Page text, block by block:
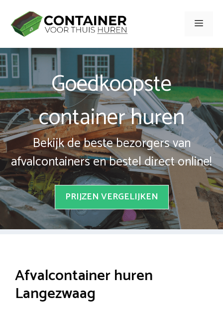
naar
inhoud
Menu
Goedkoopste
container huren
Bekijk de beste bezorgers van
afvalcontainers en bestel direct online!
PRIJZEN VERGELIJKEN
Afvalcontainer huren
Langezwaag